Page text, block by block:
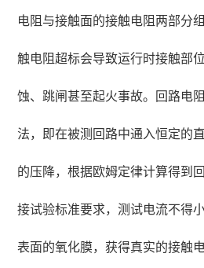
电阻与接触面的接触电阻两部分
触电阻超标会导致运行时接触部
蚀、跳闸甚至起火事故。回路电
法，即在被测回路中通入恒定的
的压降，根据欧姆定律计算得到
接试验标准要求，测试电流不得
表面的氧化膜，获得真实的接触